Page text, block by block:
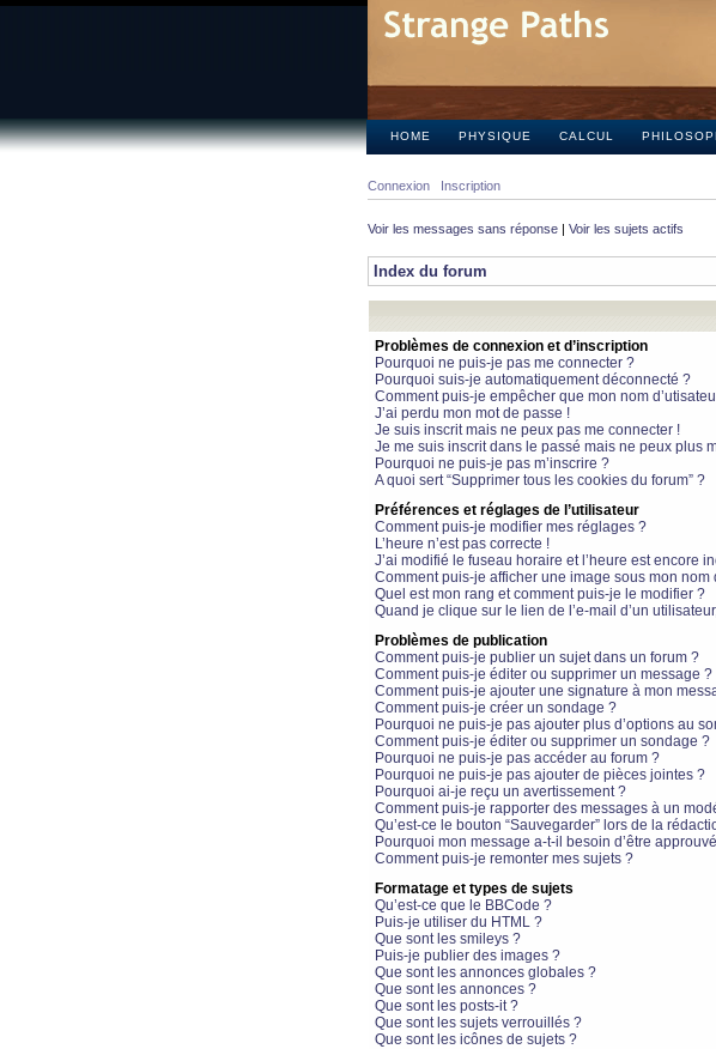
HOME PHYSIQUE CALCUL
Connexion Inscription
Voir les messages sans réponse | Voir les sujets actifs
Index du forum
Problèmes de connexion et d’inscription
Pourquoi ne puis-je pas me connecter ?
Pourquoi suis-je automatiquement déconnecté ?
Comment puis-je empêcher que mon nom
J’ai perdu mon mot de passe !
Je suis inscrit mais ne peux pas me connecter !
Je me suis inscrit dans le passé mais ne peux plus
Pourquoi ne puis-je pas m’inscrire ?
A quoi sert “Supprimer tous les cookies du forum” ?
Préférences et réglages de l’utilisateur
Comment puis-je modifier mes réglages ?
L’heure n’est pas correcte !
J’ai modifié le fuseau horaire et l’heure est encore
Comment puis-je afficher une image sous mon nom
Quel est mon rang et comment puis-je le modifier ?
Quand je clique sur le lien de l’e-mail d’un
Problèmes de publication
Comment puis-je publier un sujet dans un forum ?
Comment puis-je éditer ou supprimer un message ?
Comment puis-je ajouter une signature à mon
Comment puis-je créer un sondage ?
Pourquoi ne puis-je pas ajouter plus d’options au
Comment puis-je éditer ou supprimer un sondage ?
Pourquoi ne puis-je pas accéder au forum ?
Pourquoi ne puis-je pas ajouter de pièces jointes ?
Pourquoi ai-je reçu un avertissement ?
Comment puis-je rapporter des messages à un
Qu’est-ce le bouton “Sauvegarder” lors de la
Pourquoi mon message a-t-il besoin d’être
Comment puis-je remonter mes sujets ?
Formatage et types de sujets
Qu’est-ce que le BBCode ?
Puis-je utiliser du HTML ?
Que sont les smileys ?
Puis-je publier des images ?
Que sont les annonces globales ?
Que sont les annonces ?
Que sont les posts-it ?
Que sont les sujets verrouillés ?
Que sont les icônes de sujets ?